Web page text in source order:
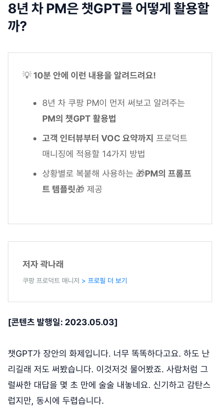
8년 차 PM은 챗GPT를 어떻게 활용할
까?
💡10분 안에 이런 내용을 알려드려요!
8년 차 쿠팡 PM이 먼저 써보고 알려주는
PM의 챗GPT 활용법
고객 인터뷰부터 VOC 요약까지 프로덕트
매니징에 적용할 14가지 방법
상황별로 복붙해 사용하는 🎁PM의 프롬프
트 템플릿🎁 제공
저자 곽나래
쿠팡 프로덕트 매니저 > 프로필 더 보기
[콘텐츠 발행일: 2023.05.03]
챗GPT가 장안의 화제입니다. 너무 똑똑하다고요. 하도 난
리길래 저도 써봤습니다. 이것저것 물어봤죠. 사람처럼 그
럴싸한 대답을 몇 초 만에 술술 내놓네요. 신기하고 감탄스
럽지만, 동시에 두렵습니다.